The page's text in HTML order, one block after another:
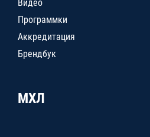
Видео
Программки
Аккредитация
Брендбук
МХЛ